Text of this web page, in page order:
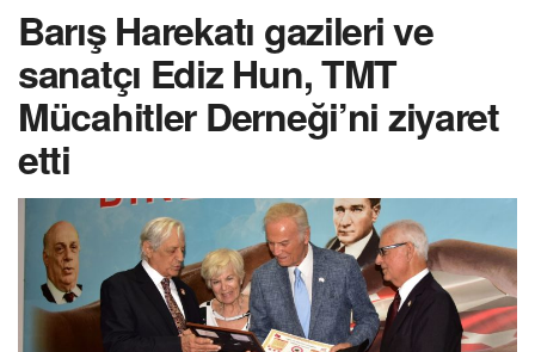
Barış Harekatı gazileri ve
sanatçı Ediz Hun, TMT
Mücahitler Derneği’ni ziyaret
etti